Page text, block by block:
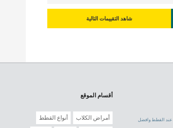
شاهد التقييمات التالية
عند القطط وافضل
أقسام الموقع
أمراض الكلاب أنواع القطط